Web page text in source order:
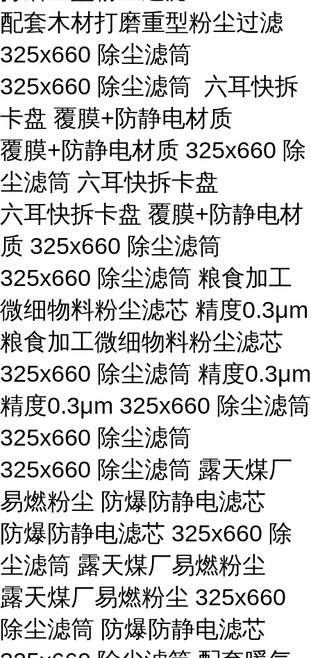
配套木材打磨重型粉尘过滤
325x660 除尘滤筒
325x660 除尘滤筒 六耳快拆
卡盘 覆膜+防静电材质
覆膜+防静电材质 325x660 除
尘滤筒 六耳快拆卡盘
六耳快拆卡盘 覆膜+防静电材
质 325x660 除尘滤筒
325x660 除尘滤筒 粮食加工
微细物料粉尘滤芯 精度0.3μm
粮食加工微细物料粉尘滤芯
325x660 除尘滤筒 精度0.3μm
精度0.3μm 325x660 除尘滤筒
325x660 除尘滤筒
325x660 除尘滤筒 露天煤厂
易燃粉尘 防爆防静电滤芯
防爆防静电滤芯 325x660 除
尘滤筒 露天煤厂易燃粉尘
露天煤厂易燃粉尘 325x660
除尘滤筒 防爆防静电滤芯